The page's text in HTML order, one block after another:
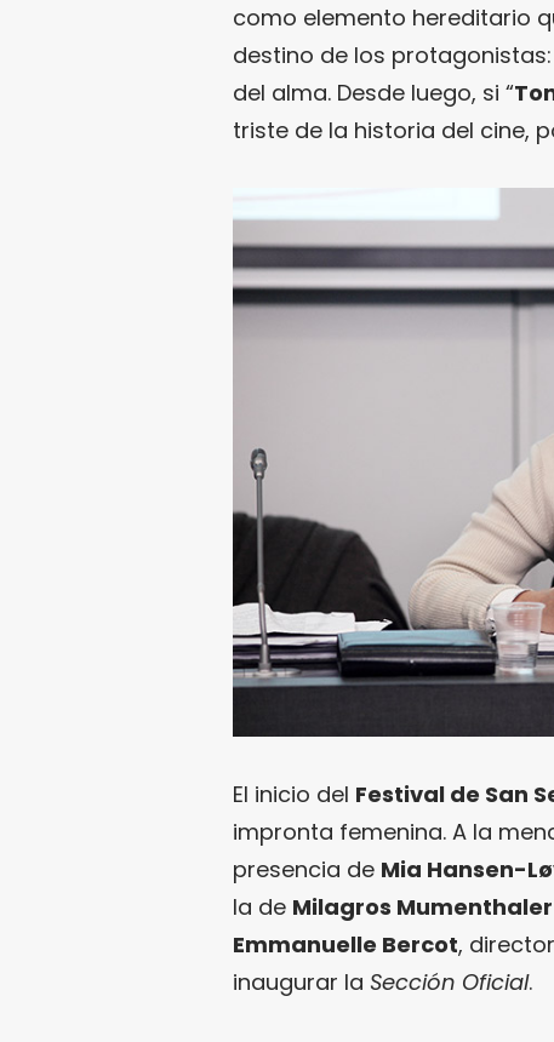
como elemento hereditario
destino de los protagonistas:
del alma. Desde luego, si “
triste de la historia del cine,
El inicio del Festival de San
impronta femenina. A la
presencia de Mia Hansen-
la de Milagros Mumenthaler
Emmanuelle Bercot,
inaugurar la Sección Oficial.